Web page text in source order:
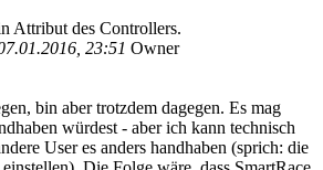
Attribut des Controllers.
23:51 Owner
bin aber trotzdem dagegen. Es mag
würdest - aber ich kann technisch
User es anders handhaben (sprich: die